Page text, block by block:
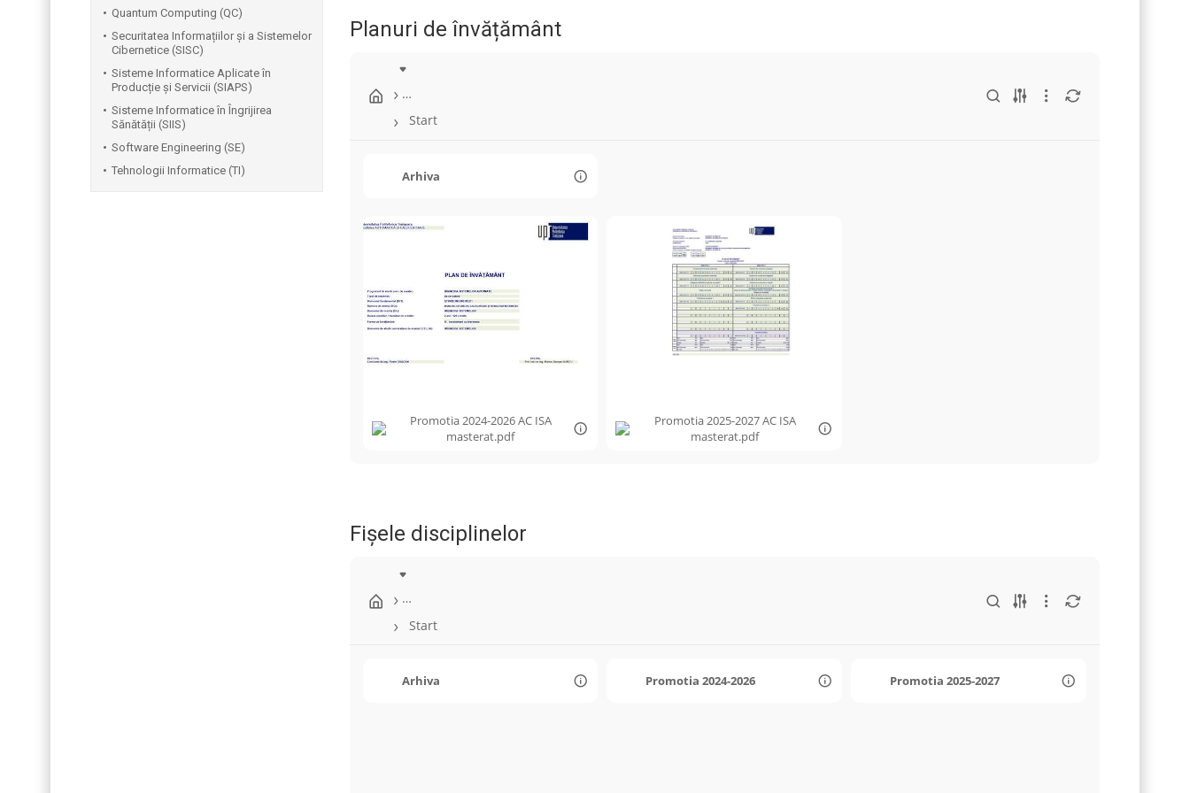
Planuri de învățământ
…
Start
Arhiva
Promotia 2024-2026 AC ISA
masterat.pdf
Promotia 2025-2027 AC ISA
masterat.pdf
Fișele disciplinelor
…
Start
Arhiva Promotia 2024-2026 Promotia 2025-2027
Quantum Computing (QC)
Securitatea Informațiilor și a Sistemelor
Cibernetice (SISC)
Sisteme Informatice Aplicate în
Producție și Servicii (SIAPS)
Sisteme Informatice în Îngrijirea
Sănătății (SIIS)
Software Engineering (SE)
Tehnologii Informatice (TI)